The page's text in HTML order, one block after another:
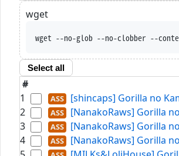
wget
wget --no-glob --no-
Select all
#
1
[shincaps] Gorilla no
2
[NanakoRaws] Gorilla
3
[NanakoRaws] Gorilla
4
[NanakoRaws] Gorilla no